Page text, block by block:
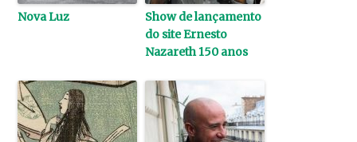
Nova Luz
Show de lançamento
do site Ernesto
Nazareth 150 anos